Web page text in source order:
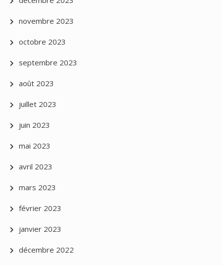
novembre 2023
octobre 2023
septembre 2023
août 2023
juillet 2023
juin 2023
mai 2023
avril 2023
mars 2023
février 2023
janvier 2023
décembre 2022